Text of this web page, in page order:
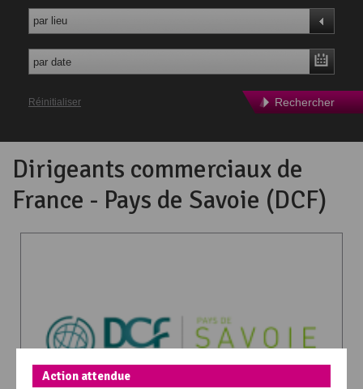
Dirigeants commerciaux de
France - Pays de Savoie (DCF)
par lieu
Rechercher
Réinitialiser
Action attendue